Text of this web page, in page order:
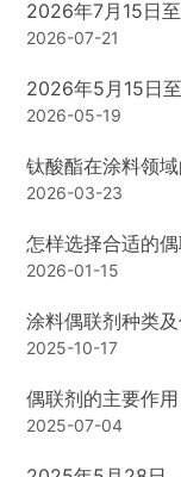
2026年7月15日
2026中国国际涂
2026-07-21
2026年5月15日
流大会暨第十九
2026-05-19
钛酸酯在涂料领
2026-03-23
怎样选择合适的
2026-01-15
涂料偶联剂种类
2025-10-17
偶联剂的主要作用
2025-07-04